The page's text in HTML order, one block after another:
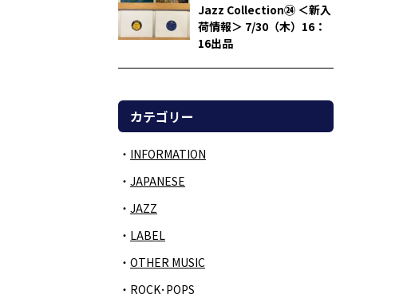
Jazz Collection㉔ ＜新入
荷情報＞ 7/30（木）16：
16出品
カテゴリー
INFORMATION
JAPANESE
JAZZ
LABEL
OTHER MUSIC
ROCK･POPS